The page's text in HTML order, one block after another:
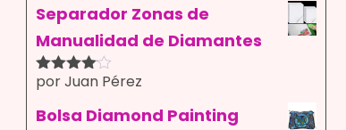
5
Separador Zonas de
Manualidad de Diamantes
Valorado
5
por Juan Pérez
Bolsa Diamond Painting